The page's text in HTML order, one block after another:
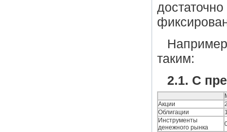
таким:
2.1. С
Акции
Облигации
Инструменты
денежного рынка